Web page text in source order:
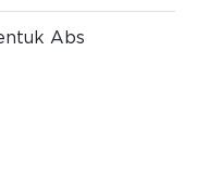
Abs